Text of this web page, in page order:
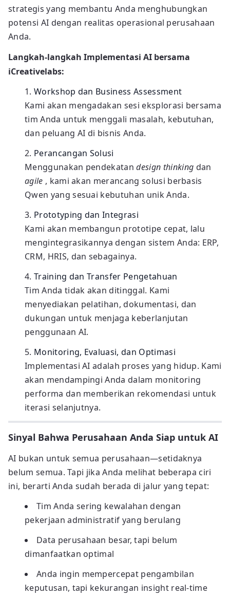
strategis yang membantu Anda menghubungkan
potensi AI dengan realitas operasional perusahaan
Anda.
Langkah-langkah Implementasi AI bersama
iCreativelabs:
Workshop dan Business Assessment
Kami akan mengadakan sesi eksplorasi bersama
tim Anda untuk menggali masalah, kebutuhan,
dan peluang AI di bisnis Anda.
Perancangan Solusi
Menggunakan pendekatandesign thinking dan
agile , kami akan merancang solusi berbasis
Qwen yang sesuai kebutuhan unik Anda.
Prototyping dan Integrasi
Kami akan membangun prototipe cepat, lalu
mengintegrasikannya dengan sistem Anda: ERP,
CRM, HRIS, dan sebagainya.
Training dan Transfer Pengetahuan
Tim Anda tidak akan ditinggal. Kami
menyediakan pelatihan, dokumentasi, dan
dukungan untuk menjaga keberlanjutan
penggunaan AI.
Monitoring, Evaluasi, dan Optimasi
Implementasi AI adalah proses yang hidup. Kami
akan mendampingi Anda dalam monitoring
performa dan memberikan rekomendasi untuk
iterasi selanjutnya.
Sinyal Bahwa Perusahaan Anda Siap untuk AI
AI bukan untuk semua perusahaan—setidaknya
belum semua. Tapi jika Anda melihat beberapa ciri
ini, berarti Anda sudah berada di jalur yang tepat:
Tim Anda sering kewalahan dengan
pekerjaan administratif yang berulang
Data perusahaan besar, tapi belum
dimanfaatkan optimal
Anda ingin mempercepat pengambilan
keputusan, tapi kekurangan insight real-time